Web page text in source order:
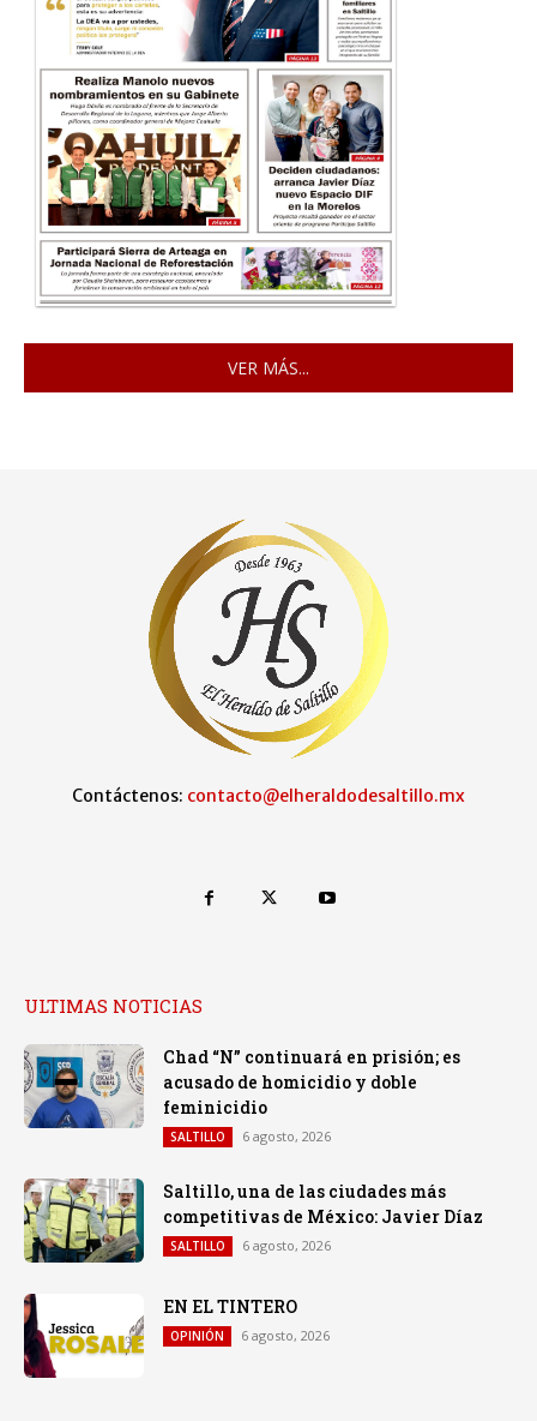
VER MÁS...
Contáctenos: contacto@elheraldodesaltillo.mx
ULTIMAS NOTICIAS
Chad “N” continuará en prisión; es
acusado de homicidio y doble
feminicidio
SALTILLO 6 agosto, 2026
Saltillo, una de las ciudades más
competitivas de México: Javier Díaz
SALTILLO 6 agosto, 2026
EN EL TINTERO
OPINIÓN 6 agosto, 2026